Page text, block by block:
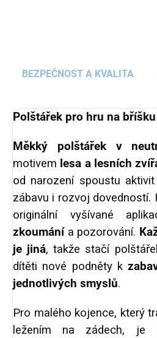
BEZPEČNOST A KVALITA
Polštářek pro hru na
Měkký polštářek v
motivem lesa a lesních
od narození spoustu
zábavu i rozvoj dovedností.
originální vyšívané
zkoumánía pozorování.
je jiná, takže stačí
dítěti nové podněty k
jednotlivých smyslů.
Pro malého kojence, který
ležením na zádech, je